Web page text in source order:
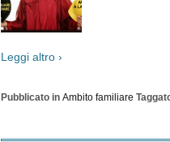
Leggi altro ›
Pubblicato in Ambito familiare